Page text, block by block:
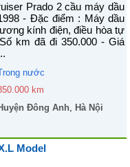
Prado 2 cầu máy dầu
- Đặc điểm : Máy dầu
kính điện, điều hòa tự
km đã đi 350.000 - Giá
nước
km
Đông Anh, Hà Nội
Model